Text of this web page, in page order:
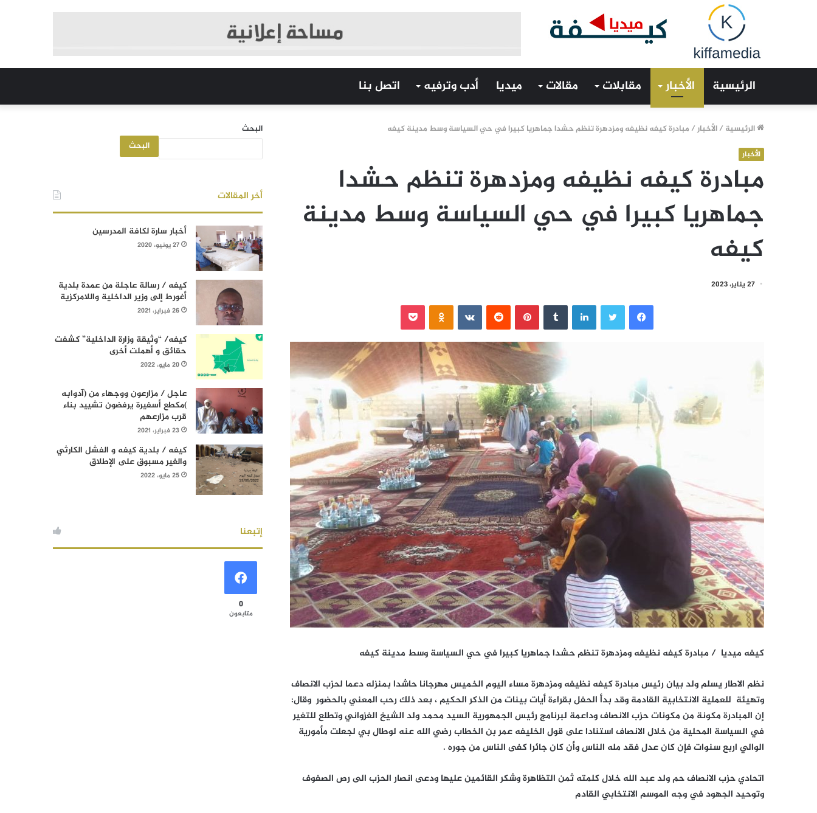
الرئيسية الأخبار مقابلات مقالات ميديا أدب وترفيه اتصل بنا
الرئيسية /الأخبار/ مبادرة كيفه نظيفه ومزدهرة تنظم حشدا جماهريا كبيرا في حي السياسة وسط مدينة كيفه
الأخبار
مبادرة كيفه نظيفه ومزدهرة تنظم حشدا
جماهريا كبيرا في حي السياسة وسط مدينة
كيفه
27 يناير، 2023
فيسبوك لينكدإن بينتيريست
كيفه ميديا / مبادرة كيفه نظيفه ومزدهرة تنظم حشدا جماهريا كبيرا في حي السياسة وسط مدينة كيفه
نظم الاطار يسلم ولد بيان رئيس مبادرة كيفه نظيفه ومزدهرة مساء اليوم الخميس مهرجانا حاشدا بمنزله دعما لحزب الانصاف
وتهيئة للعملية الانتخابية القادمة وقد بدأ الحفل بقراءة أيات بينات من الذكر الحكيم ، بعد ذلك رحب المعني بالحضور وقال:
إن المبادرة مكونة من مكونات حزب الانصاف وداعمة لبرنامج رئيس الجمهورية السيد محمد ولد الشيخ الغزواني وتطلع للتغير
في السياسة المحلية من خلال الانصاف استنادا على قول الخليفه عمر بن الخطاب رضي الله عنه لوطال بي لجعلت مأمورية
الوالي اربع سنوات فإن كان عدل فقد مله الناس وأن كان جائرا كفى الناس من جوره .
اتحادي حزب الانصاف حم ولد عبد الله خلال كلمته ثمن التظاهرة وشكر القائمين عليها ودعى انصار الحزب الى رص الصفوف
وتوحيد الجهود في وجه الموسم الانتخابي القادم
البحث
البحث
أخر المقالات
أخبار سارة لكافة المدرسين
27 يونيو، 2020
كيفه / رسالة عاجلة من عمدة بلدية
أغورط إلى وزير الداخلية واللامركزية
26 فبراير، 2021
كيفه/ “وثيقة وزارة الداخلية” كشفت
حقائق و أهملت أخرى
20 مايو، 2022
عاجل / مزارعون ووجهاء من (آدوابه
)مكطع أسفيرة يرفضون تشييد بناء
قرب مزارعهم
23 فبراير، 2021
كيفه / بلدية كيفه و الفشل الكارثي
والغير مسبوق على الإطلاق
25 مايو، 2022
إتبعنا
0
متابعون